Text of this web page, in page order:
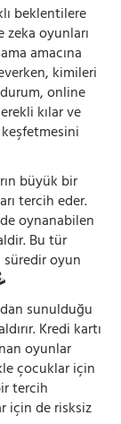
beklentilere
oyunları
amacına
kimileri
online
kılar ve
büyük bir
tercih eder.
oynanabilen
Bu tür
oyun
sunulduğu
Kredi kartı
oyunlar
çocuklar için
tercih
için de risksiz